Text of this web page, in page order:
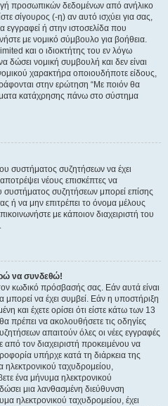
προσωπικών δεδομένων από ανήλικο
σίγουρος (-η) αν αυτό ισχύει για σας,
ή στην ιστοσελίδα που
με νομικό σύμβουλο για βοήθεια.
και ο ιδιοκτήτης του εν λόγω
δώσει νομική συμβουλή και δεν είναι
χαρακτήρα οποιουδήποτε είδους,
στην ερώτηση “Με ποιόν θα
κατάχρησης πάνω στο σύστημα
συστήματος συζητήσεων να έχει
νέους επισκέπτες να
συστήματος συζητήσεων μπορεί επίσης
ή να μην επιτρέπει το όνομα μέλους
με κάποιον διαχειριστή του
να συνδεθώ!
κωδικό πρόσβασής σας. Εάν αυτά είναι
να έχει συμβεί. Εάν η υποστήριξη
και έχετε ορίσει ότι είστε κάτω των 13
πρέπει να ακολουθήσετε τις οδηγίες
απαιτούν όλες οι νέες εγγραφές
από τον διαχειριστή προκειμένου να
υπήρχε κατά τη διάρκεια της
ηλεκτρονικού ταχυδρομείου,
ένα μήνυμα ηλεκτρονικού
μια λανθασμένη διεύθυνση
ηλεκτρονικού ταχυδρομείου, έχει